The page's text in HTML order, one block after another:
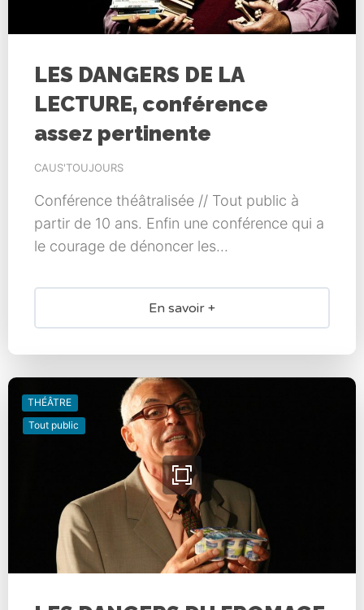
LES DANGERS DE LA
LECTURE, conférence
assez pertinente
CAUS'TOUJOURS
Conférence théâtralisée // Tout public à
partir de 10 ans. Enfin une conférence qui a
le courage de dénoncer les...
En savoir +
Tout public
THÉÂTRE